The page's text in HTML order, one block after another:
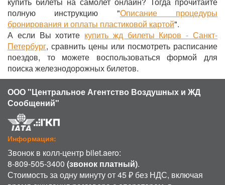
полную инструкцию "Описание процедуры
бронирования и оплаты пластиковой картой".
А если Вы хотите купить жд билеты Киров - Санкт-
Петербург, сравнить цены или посмотреть расписание
поездов, то можете воспользоваться формой для
поиска железнодорожных билетов.
ООО "Центральное Агентство Воздушных и ЖД
Сообщений"
Информация:
Звонок в колл-центр bilet.aero:
8-809-505-3400 (звонок платный).
Стоимость за одну минуту от 45 ₽ без НДС, включая